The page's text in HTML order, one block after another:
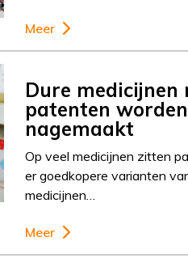
Meer
Dure medicijnen
patenten
nagemaakt
Op veel medicijnen zitten
er goedkopere varianten
medicijnen…
Meer